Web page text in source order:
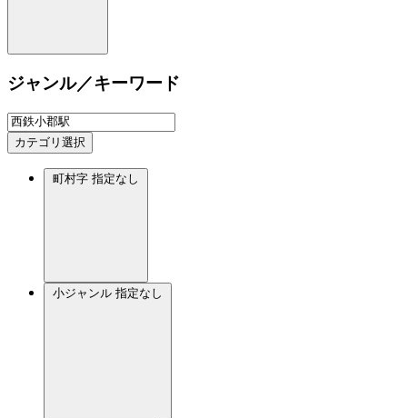
ジャンル／キーワード
カテゴリ選択
町村字 指定なし
小ジャンル 指定なし